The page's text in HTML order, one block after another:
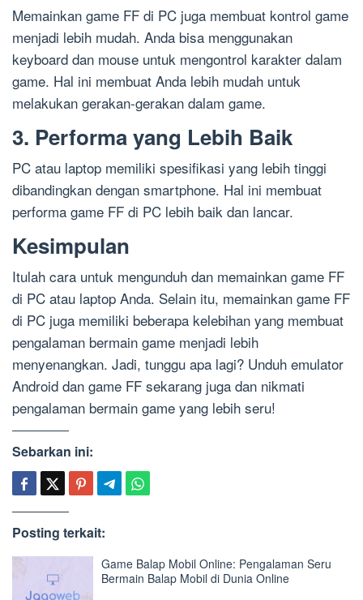
Memainkan game FF di PC juga membuat kontrol game
menjadi lebih mudah. Anda bisa menggunakan
keyboard dan mouse untuk mengontrol karakter dalam
game. Hal ini membuat Anda lebih mudah untuk
melakukan gerakan-gerakan dalam game.
3. Performa yang Lebih Baik
PC atau laptop memiliki spesifikasi yang lebih tinggi
dibandingkan dengan smartphone. Hal ini membuat
performa game FF di PC lebih baik dan lancar.
Kesimpulan
Itulah cara untuk mengunduh dan memainkan game FF
di PC atau laptop Anda. Selain itu, memainkan game FF
di PC juga memiliki beberapa kelebihan yang membuat
pengalaman bermain game menjadi lebih
menyenangkan. Jadi, tunggu apa lagi? Unduh emulator
Android dan game FF sekarang juga dan nikmati
pengalaman bermain game yang lebih seru!
Sebarkan ini:
Posting terkait:
Game Balap Mobil Online: Pengalaman Seru
Bermain Balap Mobil di Dunia Online